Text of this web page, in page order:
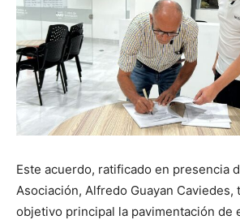
Este acuerdo, ratificado en presencia
Asociación, Alfredo Guayan Caviedes,
objetivo principal la pavimentación de